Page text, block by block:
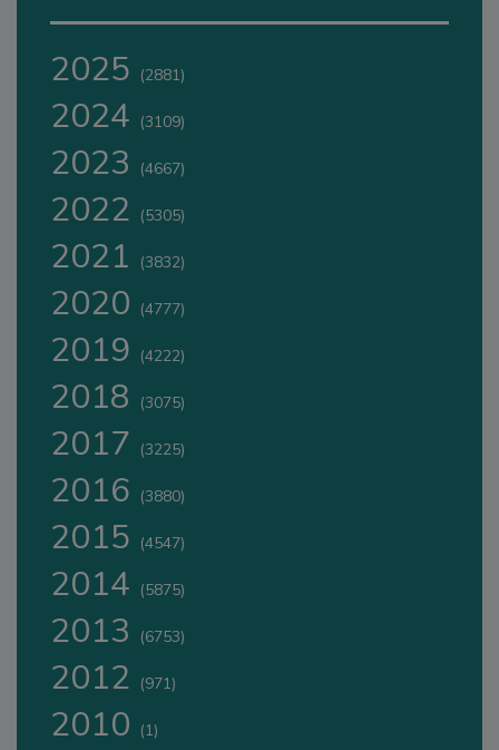
2025 (2881)
2024 (3109)
2023 (4667)
2022 (5305)
2021 (3832)
2020 (4777)
2019 (4222)
2018 (3075)
2017 (3225)
2016 (3880)
2015 (4547)
2014 (5875)
2013 (6753)
2012 (971)
2010 (1)